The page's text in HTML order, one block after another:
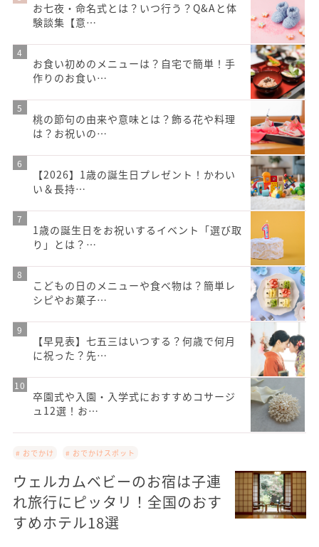
お七夜・命名式とは？いつ行う？Q&Aと体
験談集【意…
お食い初めのメニューは？自宅で簡単！手
作りのお食い…
桃の節句の由来や意味とは？飾る花や料理
は？お祝いの…
【2026】1歳の誕生日プレゼント！かわい
い＆長持…
1歳の誕生日をお祝いするイベント「選び取
り」とは？…
こどもの日のメニューや食べ物は？簡単レ
シピやお菓子…
【早見表】七五三はいつする？何歳で何月
に祝った？先…
卒園式や入園・入学式におすすめコサージ
ュ12選！お…
# おでかけ # おでかけスポット
ウェルカムベビーのお宿は子連
れ旅行にピッタリ！全国のおす
すめホテル18選